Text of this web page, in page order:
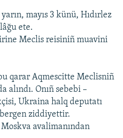
mayıs 3 künü, Hıdırlez
ete.
Meclis reisiniñ muavini
qarar Aqmescitte Meclisniñ
alındı. Onıñ sebebi –
Ukraina halq deputatı
ziddiyettir.
avalimanından